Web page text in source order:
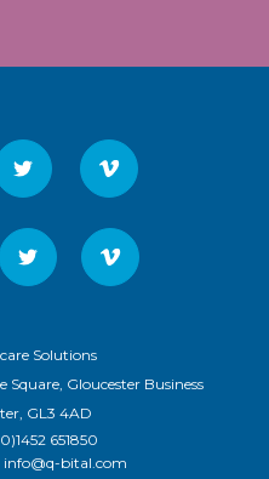
Solutions
Square, Gloucester Business
GL3 4AD
651850
info@q-bital.com